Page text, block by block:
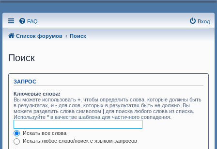
FAQ Вход
Список форумов Поиск
Поиск
ЗАПРОС
Ключевые слова:
Вы можете использовать + , чтобы определить слова, которые должны быть
в результатах, и - для слов, которых в результатах быть не должно. Вы
можете разделить слова символом | для поиска любого слова из списка.
Используйте * в качестве шаблона для частичного совпадения.
Искать все слова
Искать любое слово/поиск с языком запросов